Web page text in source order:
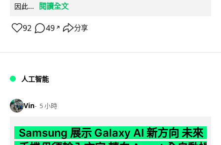
因此...
閱讀全文
92 49 ↗ 分享
人工智能
Vin 5 小時
Samsung 展示 Galaxy AI 新方向 未來